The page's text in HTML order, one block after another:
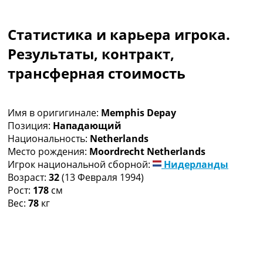
Чемпионат Мира
Украина. Премьер-Лига
Украина. Первая Лига
Лига Чемпионов
Другие Турниры >>>
Таблицы
Таблицы групп Чемпионата Мира
Украина. Премьер-Лига
Украина. Первая Лига
Лига Чемпионов. Таблицы групп
Англия. Премьер-Лига
Статистика и карьера игрока.
Результаты, контракт,
трансферная стоимость
Имя в оригигинале: Memphis Depay
Позиция: Нападающий
Национальность: Netherlands
Место рождения: Moordrecht Netherlands
Игрок национальной сборной:
Нидерланды
Возраст: 32(13 Февраля 1994)
Рост: 178 см
Вес: 78 кг